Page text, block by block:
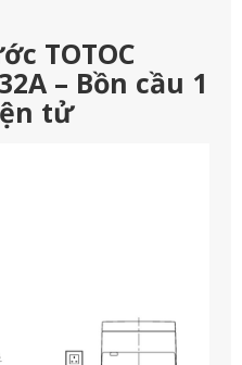
TOTOC
– Bồn cầu 1
tử